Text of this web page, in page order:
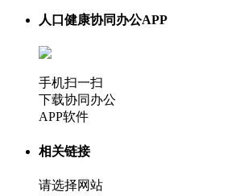
人口健康协同办公APP
手机扫一扫
下载协同办公
APP软件
相关链接
请选择网站